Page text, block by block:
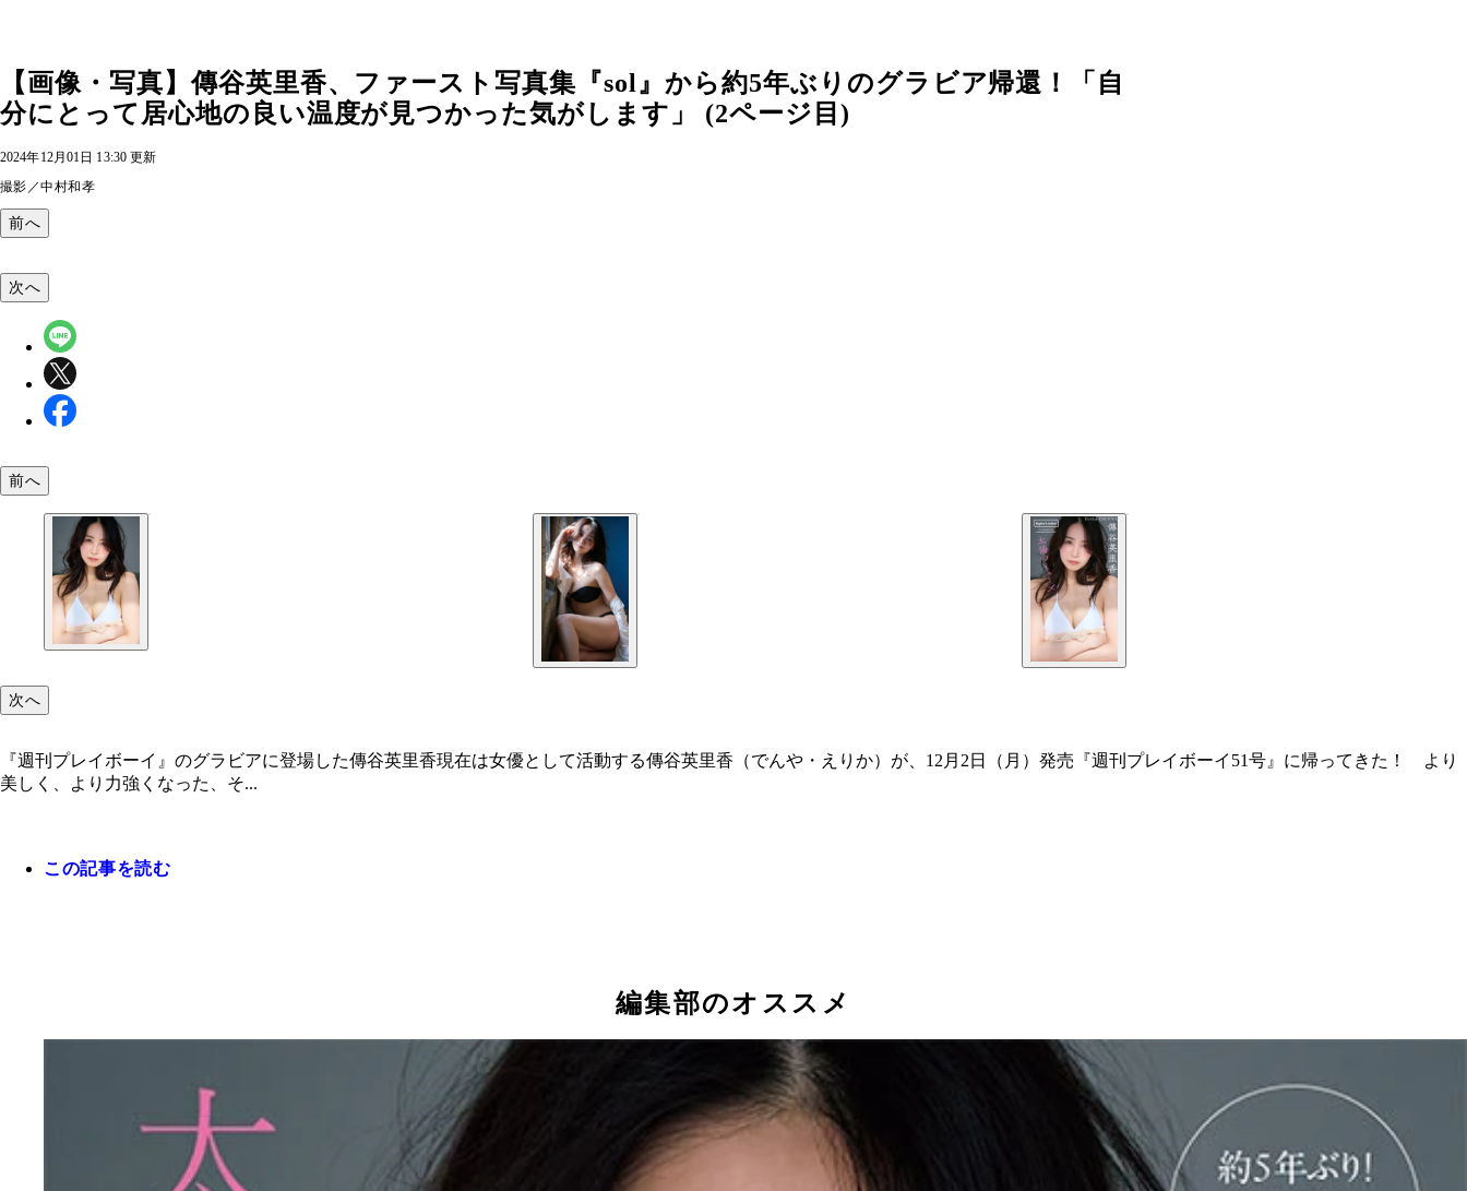
【画像・写真】傳谷英里香、ファースト写真集『sol』から約5年ぶりのグラビア帰還！「自
分にとって居心地の良い温度が見つかった気がします」 (2ページ目)
2024年12月01日 13:30 更新
撮影／中村和孝
前へ
次へ
前へ
次へ
『週刊プレイボーイ』のグラビアに登場した傳谷英里香現在は女優として活動する傳谷英里香（でんや・えりか）が、12月2日（月）発売『週刊プレイボーイ51号』に帰ってきた！ より
美しく、より力強くなった、そ...
この記事を読む
編集部のオススメ